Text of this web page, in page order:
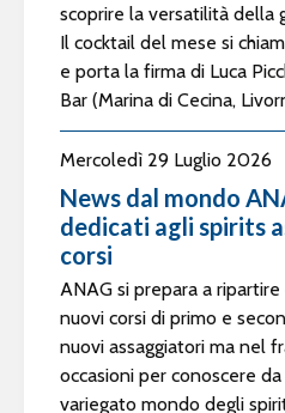
scoprire la versatilità della
Il cocktail del mese si
e porta la firma di Luca
Bar (Marina di Cecina,
Mercoledì 29 Luglio 2026
News dal mondo
dedicati agli spirits
corsi
ANAG si prepara a
nuovi corsi di primo e
nuovi assaggiatori ma nel
occasioni per conoscere
variegato mondo degli